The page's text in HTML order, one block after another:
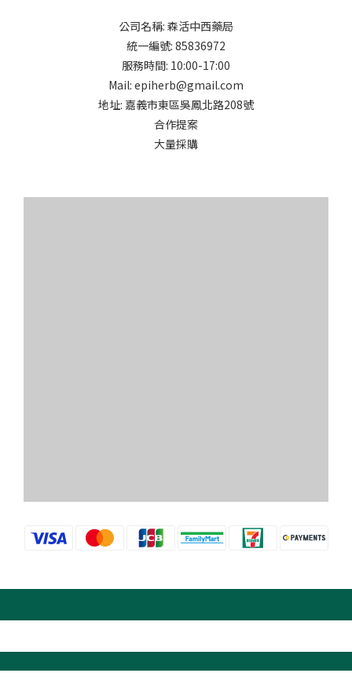
公司名稱: 森活中西藥局
統一編號: 85836972
服務時間: 10:00-17:00
Mail: epiherb@gmail.com
地址: 嘉義市東區吳鳳北路208號
合作提案
大量採購